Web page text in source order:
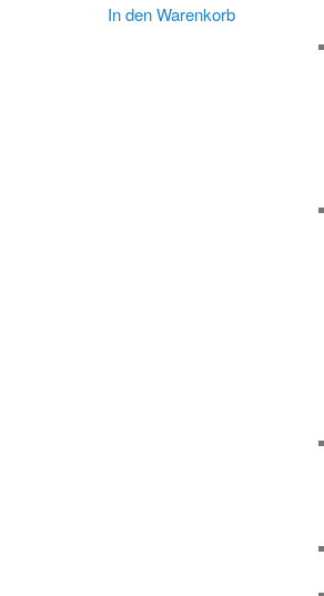
In den Warenkorb